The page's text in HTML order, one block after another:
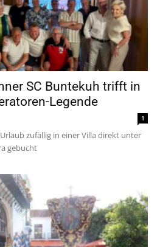
SC Buntekuh trifft in
Legende
1
zufällig in einer Villa direkt unter
gebucht